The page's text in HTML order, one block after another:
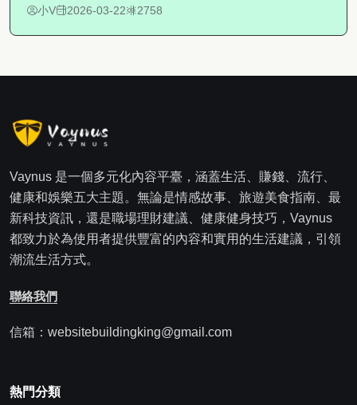
小V 2026-03-22 2758
Vaynus 是一個多元化內容平臺，涵蓋生活、賺錢、流行、
健康和娛樂五大主題。無論是情感故事、旅遊美食指南、最
新科技資訊，還是職場理財建議、健康健身技巧，Vaynus
都致力於為使用者提供豐富的內容和實用的生活建議，引領
潮流生活方式。
聯絡我們
信箱：websitebuildingking@gmail.com
熱門分類